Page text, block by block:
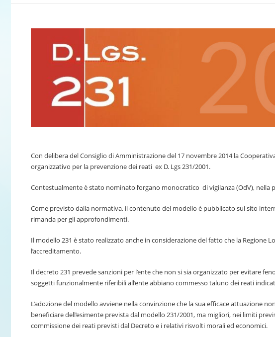
Con delibera del Consiglio di Amministrazione del 17 novembre 2014 la
organizzativo per la prevenzione dei reati ex D. Lgs 231/2001.
Contestualmente è stato nominato l’organo monocratico di vigilanza (OdV), nella
Come previsto dalla normativa, il contenuto del modello è pubblicato sul sito
rimanda per gli approfondimenti.
Il modello 231 è stato realizzato anche in considerazione del fatto che la Regione
l’accreditamento.
Il decreto 231 prevede sanzioni per l’ente che non si sia organizzato per evitare
soggetti funzionalmente riferibili all’ente abbiano commesso taluno dei reati
L’adozione del modello avviene nella convinzione che la sua efficace attuazione
beneficiare dell’esimente prevista dal modello 231/2001, ma migliori, nei limiti
commissione dei reati previsti dal Decreto e i relativi risvolti morali ed economici.